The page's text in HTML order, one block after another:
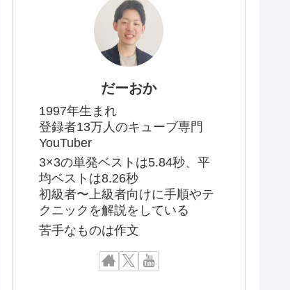
だーおか
1997年生まれ
登録者13万人のキューブ専門
YouTuber
3×3の単発ベストは5.84秒、平
均ベストは8.26秒
初級者〜上級者向けに手順やテ
クニックを解説をしている
苦手なものは作文